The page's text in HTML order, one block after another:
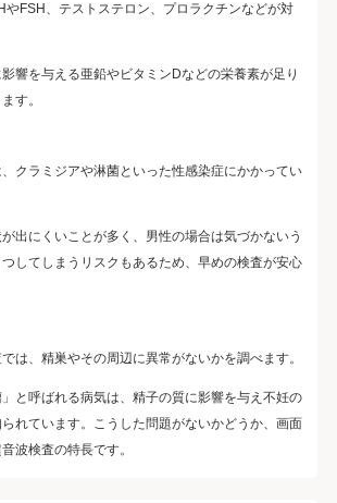
やFSH、テストステロン、プロラクチンなどが対
響を与える亜鉛やビタミンDなどの栄養素が足り
す。
クラミジアや淋菌といった性感染症にかかってい
出にくいことが多く、男性の場合は気づかないう
してしまうリスクもあるため、早めの検査が安心
は、精巣やその周辺に異常がないかを調べます。
と呼ばれる病気は、精子の質に影響を与え不妊の
れています。こうした問題がないかどうか、画面
波検査の特長です。